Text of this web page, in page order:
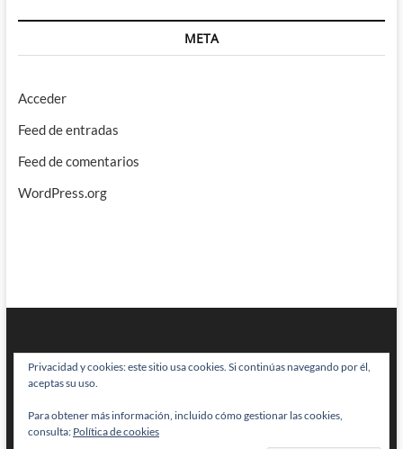
META
Acceder
Feed de entradas
Feed de comentarios
WordPress.org
BRAINSTOMPING| Diseñado por:Theme Freesia|WordPress| © Todos
los derechos reservados
Privacidad y cookies: este sitio usa cookies. Si continúas navegando por él,
aceptas su uso.
Para obtener más información, incluido cómo gestionar las cookies,
consulta: Política de cookies